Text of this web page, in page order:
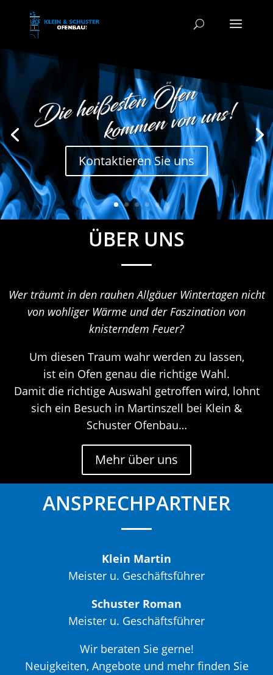
Kontaktieren Sie uns
ÜBER UNS
Wer träumt in den rauhen Allgäuer Wintertagen nicht
von wohliger Wärme und der Faszination von
knisterndem Feuer?
Um diesen Traum wahr werden zu lassen,
ist ein Ofen genau die richtige Wahl.
Damit die richtige Auswahl getroffen wird, lohnt
sich ein Besuch in Martinszell bei Klein &
Schuster Ofenbau…
Mehr über uns
ANSPRECHPARTNER
Klein Martin
Meister u. Geschäftsführer
Schuster Roman
Meister u. Geschäftsführer
Wir beraten Sie gerne!
Neuigkeiten, Angebote und mehr finden Sie